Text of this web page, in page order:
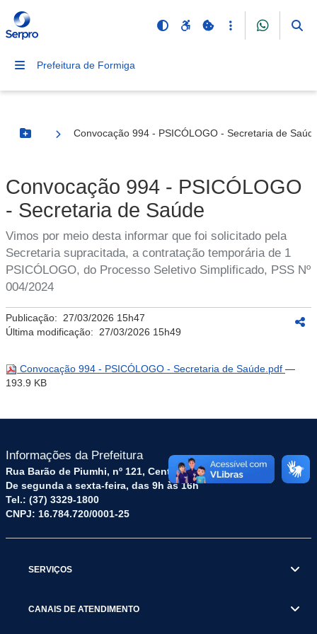
Prefeitura de Formiga
Botão Menu
Convocação 994 - PSICÓLOGO - Secretaria de
Convocação 994 - PSICÓLOGO
- Secretaria de Saúde
Vimos por meio desta informar que foi solicitado pela
Secretaria supracitada, a contratação temporária de 1
PSICÓLOGO, do Processo Seletivo Simplificado, PSS Nº
004/2024
Publicação: 27/03/2026 15h47
Última modificação: 27/03/2026 15h49
Convocação 994 - PSICÓLOGO - Secretaria de Saúde.pdf —
193.9 KB
Informações da Prefeitura
Rua Barão de Piumhi, nº 121, Centro – CEP: 35570-128
De segunda a sexta-feira, das 9h às 16h
Tel.: (37) 3329-1800
CNPJ: 16.784.720/0001-25
SERVIÇOS
CANAIS DE ATENDIMENTO